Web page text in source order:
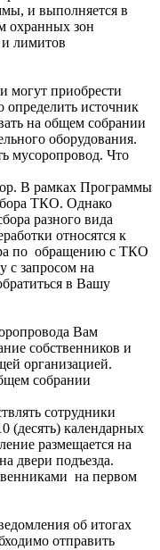
и выполняется в
охранных зон
лимитов
могут приобрести
определить источник
на общем собрании
оборудования.
мусоропровод. Что
В рамках Программы
ТКО. Однако
разного вида
относятся к
по обращению с ТКО
с запросом на
в Вашу
Вам
собственников и
организацией.
собрании
сотрудники
(десять) календарных
размещается на
двери подъезда.
на первом
об итогах
отправить